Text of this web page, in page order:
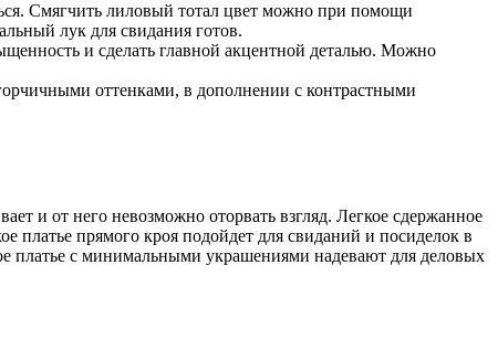
Смягчить лиловый тотал цвет можно при помощи
лук для свидания готов.
и сделать главной акцентной деталью. Можно
оттенками, в дополнении с контрастными
и от него невозможно оторвать взгляд. Легкое сдержанное
платье прямого кроя подойдет для свиданий и посиделок в
платье с минимальными украшениями надевают для деловых